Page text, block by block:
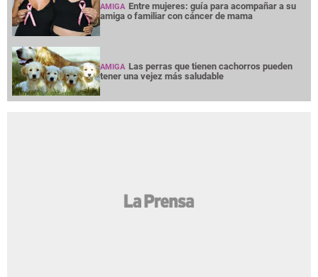
AMIGA Entre mujeres: guía para acompañar a su
amiga o familiar con cáncer de mama
AMIGA Las perras que tienen cachorros pueden
tener una vejez más saludable